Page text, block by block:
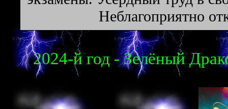
Неблагоприятно
2024-й год - Зелёный